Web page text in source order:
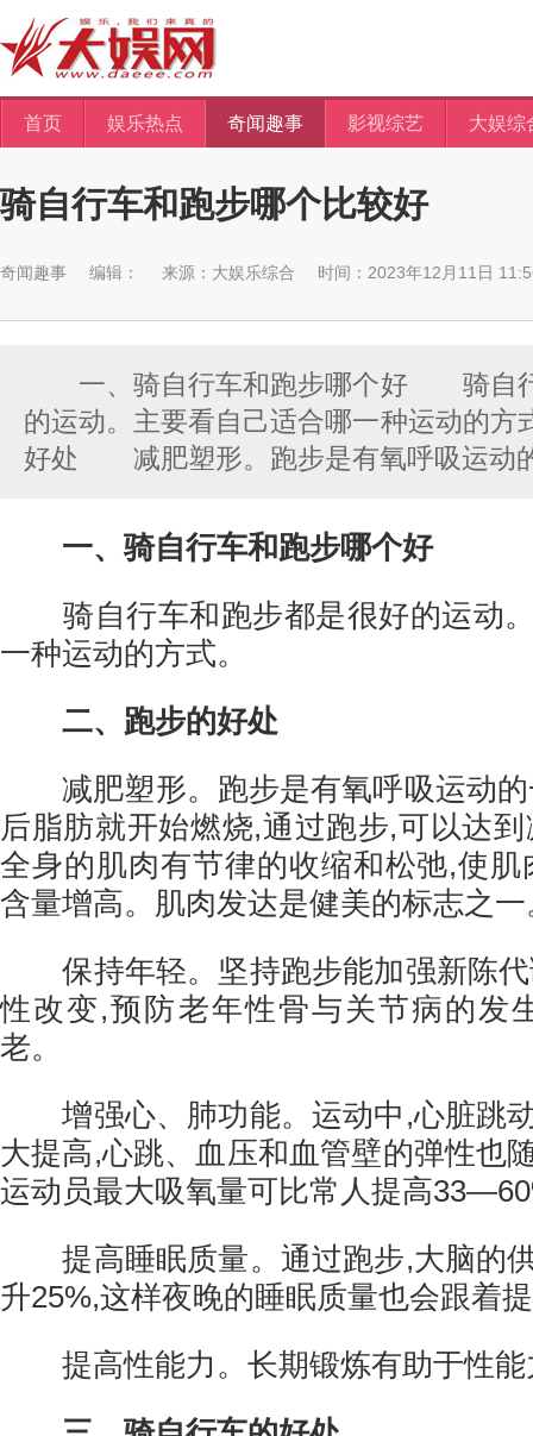
首页 娱乐热点 奇闻趣事 影视综艺 大娱综
骑自行车和跑步哪个比较好
奇闻趣事 编辑： 来源： 大娱乐综合 时间：2023年12月11日
一、骑自行车和跑步哪个好 骑自行
的运动。主要看自己适合哪一种运动的
好处 减肥塑形。跑步是有氧呼吸运动
一、骑自行车和跑步哪个好
骑自行车和跑步都是很好的运动。
一种运动的方式。
二、跑步的好处
减肥塑形。跑步是有氧呼吸运动的
后脂肪就开始燃烧,通过跑步,可以达
全身的肌肉有节律的收缩和松弛,使
含量增高。肌肉发达是健美的标志之一
保持年轻。坚持跑步能加强新陈代
性改变,预防老年性骨与关节病的发
老。
增强心、肺功能。运动中,心脏跳
大提高,心跳、血压和血管壁的弹性也
运动员最大吸氧量可比常人提高
提高睡眠质量。通过跑步,大脑的
升25%,这样夜晚的睡眠质量也会跟着
提高性能力。长期锻炼有助于性能